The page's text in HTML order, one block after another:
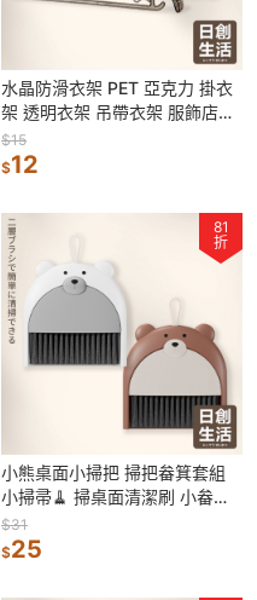
水晶防滑衣架 PET 亞克力 掛衣
架 透明衣架 吊帶衣架 服飾店衣
架 曬衣架 晾曬架 水晶衣架
$15
$12
81
折
小熊桌面小掃把 掃把畚箕套組
小掃帚🧹 掃桌面清潔刷 小畚箕
清潔用具 桌面掃把畚箕組 迷你
掃把組
$31
$25